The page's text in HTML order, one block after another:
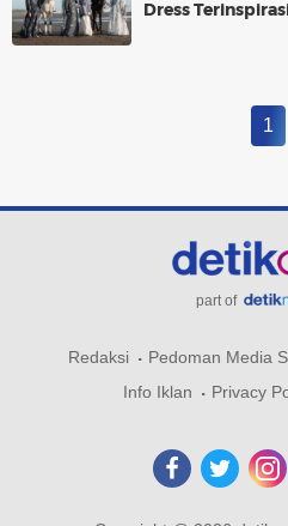
Dress
1
part of
Redaksi Pedoman Media
Info Iklan
Privacy